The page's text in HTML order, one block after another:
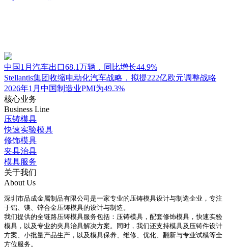
中国1月汽车出口68.1万辆，同比增长44.9%
Stellantis集团收缩电动化汽车战略，拟提222亿欧元调整战略
2026年1月中国制造业PMI为49.3%
核心业务
Business Line
压铸模具
快速实验模具
修饰模具
夹具治具
模具服务
关于我们
About Us
深圳市品成金属制品有限公司是一家专业的压铸模具设计与制造企业，专注
于铝、镁、锌合金压铸模具的设计与制造。
我们提供的全链路压铸模具服务包括：压铸模具，配套修饰模具，快速实验
模具，以及专业的夹具治具解决方案。同时，我们还支持模具及压铸件设计
方案、小批量产品生产，以及模具保养、维修、优化、翻新与专业试模等全
方位服务。